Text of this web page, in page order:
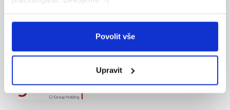
Povolit vše
Upravit
směn
Máš technické myšlení, baví tě stroje a chceš pr...
Celá ČR
Grafton Recruitment s.r.o.